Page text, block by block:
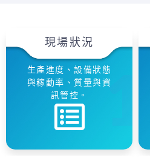
現場狀況
生產進度、設備狀態
與稼動率、質量與資
訊管控。